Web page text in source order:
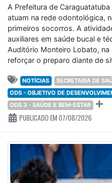
A Prefeitura de
atuam na rede odontológica,
primeiros socorros. A
auxiliares em saúde bucal e
Auditório Monteiro Lobato, na
reforçar o preparo diante de
NOTÍCIAS
SECRETARIA DE
ODS - OBJETIVO DE
ODS 3 - SAÚDE E BEM-ESTAR
PUBLICADO EM 07/08/2026